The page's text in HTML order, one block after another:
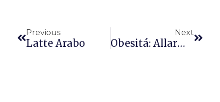
Previous
Latte Arabo
Next
Obesitá: Allarme In Europa